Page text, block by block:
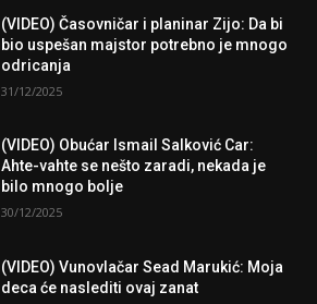
(VIDEO) Časovničar i planinar Zijo: Da bi
bio uspešan majstor potrebno je mnogo
odricanja
31/12/2025
(VIDEO) Obućar Ismail Salković Car:
Ahte-vahte se nešto zaradi, nekada je
bilo mnogo bolje
30/12/2025
(VIDEO) Vunovlačar Sead Marukić: Moja
deca će naslediti ovaj zanat